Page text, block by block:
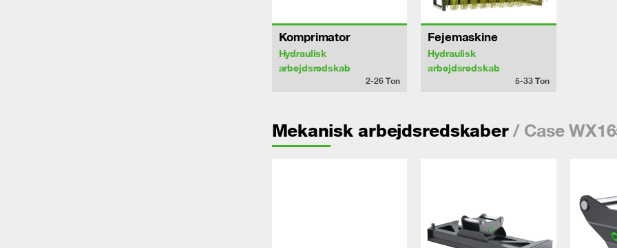
Komprimator
Hydraulisk
arbejdsredskab
2-26Ton
Fejemaskine
Hydraulisk
arbejdsredskab
5-33Ton
Mekanisk arbejdsredskaber/ Case